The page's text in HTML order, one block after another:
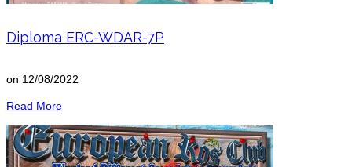
Diploma ERC-WDAR-7P
on 12/08/2022
Read More